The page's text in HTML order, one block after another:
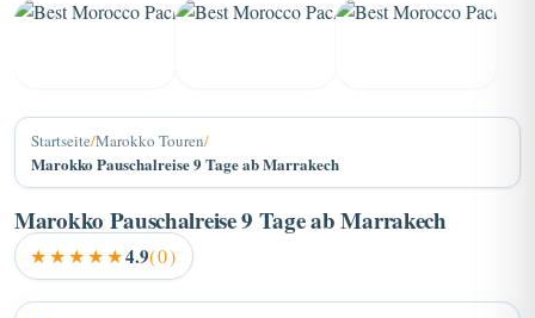
Startseite/Marokko Touren/
Marokko Pauschalreise 9 Tage ab Marrakech
Marokko Pauschalreise 9 Tage ab Marrakech
★★★★★4.9(0)
Über 9 Tage von Marrakesch in die Wüste -